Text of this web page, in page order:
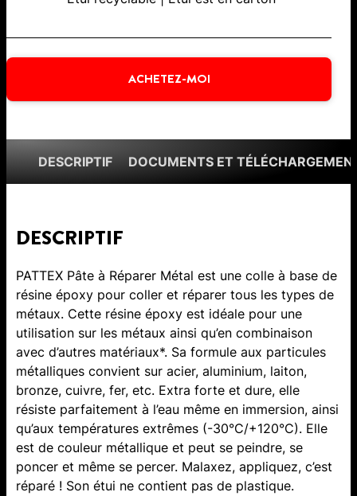
ACHETEZ-MOI
DESCRIPTIF DOCUMENTS ET
DESCRIPTIF
PATTEX Pâte à Réparer Métal est une colle à base de
résine époxy pour coller et réparer tous les types de
métaux. Cette résine époxy est idéale pour une
utilisation sur les métaux ainsi qu’en combinaison
avec d’autres matériaux*. Sa formule aux particules
métalliques convient sur acier, aluminium, laiton,
bronze, cuivre, fer, etc. Extra forte et dure, elle
résiste parfaitement à l’eau même en immersion, ainsi
qu’aux températures extrêmes (-30°C/+120°C). Elle
est de couleur métallique et peut se peindre, se
poncer et même se percer. Malaxez, appliquez, c’est
réparé ! Son étui ne contient pas de plastique.